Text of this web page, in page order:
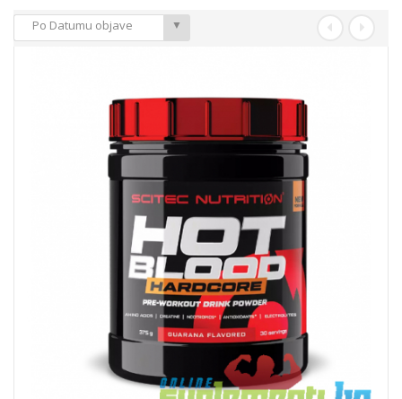
Po Datumu objave ▼